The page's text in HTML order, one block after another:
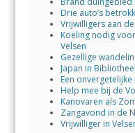
Drie auto’s
Vrijwilligers aan
Koeling nodig
Velsen
Gezellige
Japan in
Een
Help mee bij de
Kanovaren als
Zangavond in de
Vrijwilliger in